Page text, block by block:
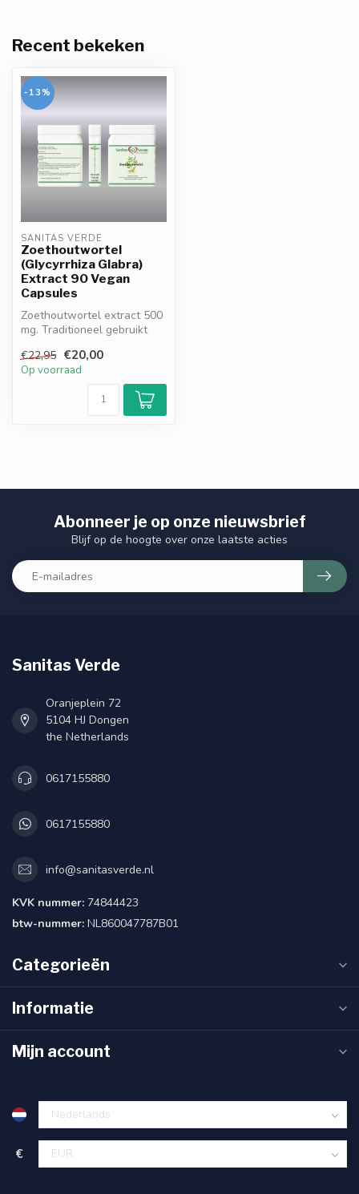
Recent bekeken
-13%
SANITAS VERDE
Zoethoutwortel
(Glycyrrhiza Glabra)
Extract 90 Vegan
Capsules
Zoethoutwortel extract 500
mg. Traditioneel gebruikt
maagco...
€22,95 €20,00
Op voorraad
Abonneer je op onze nieuwsbrief
Blijf op de hoogte over onze laatste acties
Sanitas Verde
Oranjeplein 72
5104 HJ Dongen
the Netherlands
0617155880
0617155880
info@sanitasverde.nl
KVK nummer: 74844423
btw-nummer: NL860047787B01
Categorieën
Informatie
Mijn account
€